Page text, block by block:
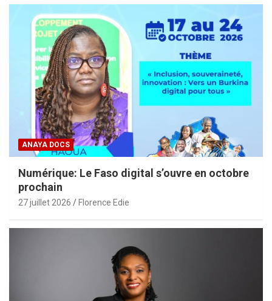
ANAYA DOCS
Numérique: Le Faso digital s’ouvre en octobre
prochain
27 juillet 2026 Florence Edie